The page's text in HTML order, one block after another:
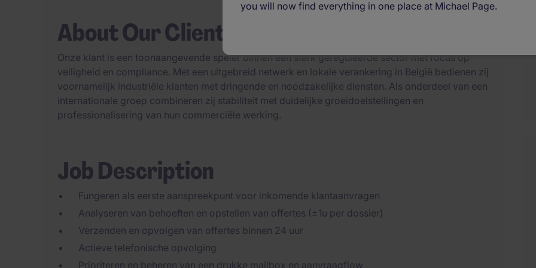
you will now find everything in one place at Michael Page.
About Our Client
Onze klant is een toonaangevende speler binnen een sterk gereguleerde sector met focus op
veiligheid en compliance. Met een uitgebreid netwerk en lokale verankering in België bedienen zij
voornamelijk industriële klanten met dringende en noodzakelijke diensten. Als onderdeel van een
internationale groep combineren zij stabiliteit met duidelijke groeidoelstellingen en
professionalisering van hun commerciële werking.
Job Description
Fungeren als eerste aanspreekpunt voor inkomende klantaanvragen
Analyseren van behoeften en opstellen van offertes (±1u per dossier)
Verzenden en opvolgen van offertes binnen 24 uur
Actieve telefonische opvolging
Prioriteren en beheren van een drukke mailbox en aanvraagflow